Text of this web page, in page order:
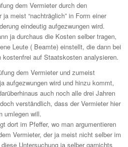
dem Vermieter durch den
ja meist “nachträglich” in Form einer
eindeutig aufgezwungen wird.
ja durchaus die Kosten selber tragen,
Leute ( Beamte) einstellt, die dann bei
kostenfrei auf Staatskosten analysieren.
dem Vermieter und zumeist
aufgezwungen wird und hinzu kommt,
auch noch alle drei Jahren
verständlich, dass der Vermieter hier
umlegen will.
dort im Pfeffer, wo man argumentieren
Vermieter, der ja meist nicht selber im
Untersuchung ja selber garnichts